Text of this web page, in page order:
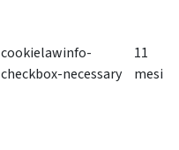
cookielawinfo-
checkbox-necessary
11
mesi